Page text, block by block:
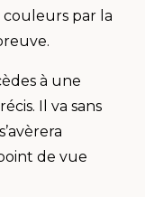
couleurs par la
à une
Il va sans
de vue